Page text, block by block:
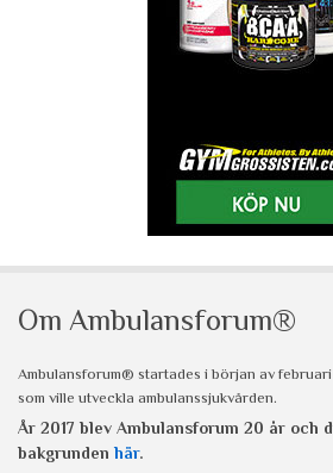
Om Ambulansforum®
Ambulansforum® startades i början av
som ville utveckla ambulanssjukvården.
År 2017 blev Ambulansforum 20 år och
bakgrunden här.